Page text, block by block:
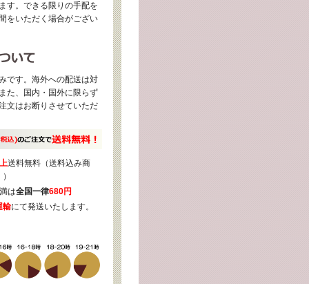
す。できる限りの手配を
をいただく場合がござい
です。海外への配送は対
た、国内・国外に限らず
文はお断りさせていただ
送料無料（送料込み商
は全国一律680円
輸にて発送いたします。